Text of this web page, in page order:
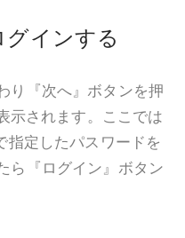
インする
り『次へ』ボタンを押
示されます。ここでは
指定したパスワードを
ら『ログイン』ボタン